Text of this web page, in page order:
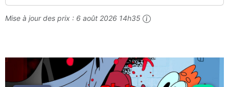
Mise à jour des prix : 6 août 2026 14h35